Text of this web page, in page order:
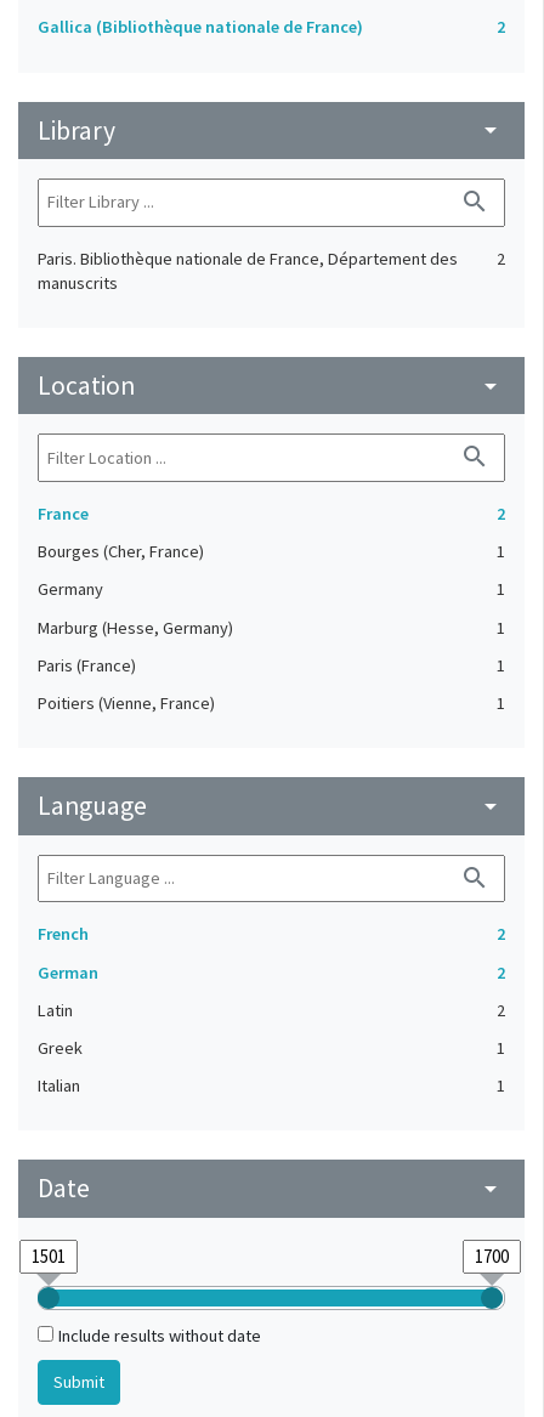
Gallica (Bibliothèque nationale de France) 2
Library arrow_drop_down
search
Paris. Bibliothèque nationale de France, Département des
manuscrits
2
Location arrow_drop_down
search
France
2
Bourges (Cher, France)
1
Germany
1
Marburg (Hesse, Germany)
1
Paris (France)
1
Poitiers (Vienne, France)
1
Language arrow_drop_down
search
French
2
German
2
Latin
2
Greek
1
Italian
1
Date arrow_drop_down
Include results without date